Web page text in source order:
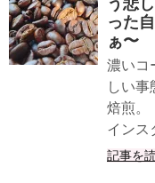
う悲
った
ぁ〜
濃いコ
しい事
焙煎。
インス
記事を